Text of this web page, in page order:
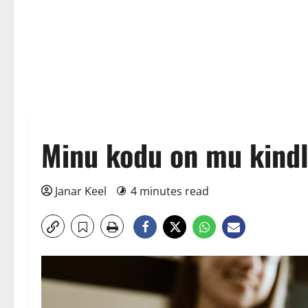
Minu kodu on mu
Janar Keel 4 minutes read